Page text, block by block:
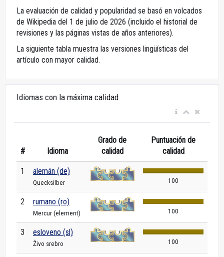
La evaluación de calidad y popularidad se basó en volcados
de Wikipedia del 1 de julio de 2026 (incluido el historial de
revisiones y las páginas vistas de años anteriores).
La siguiente tabla muestra las versiones lingüísticas del
artículo con mayor calidad.
Idiomas con la máxima calidad
# Idioma
Grado de
calidad
Puntuación de
calidad
1 alemán (de)
Quecksilber 100
2 rumano (ro)
Mercur (element) 100
3 esloveno (sl)
Živo srebro 100